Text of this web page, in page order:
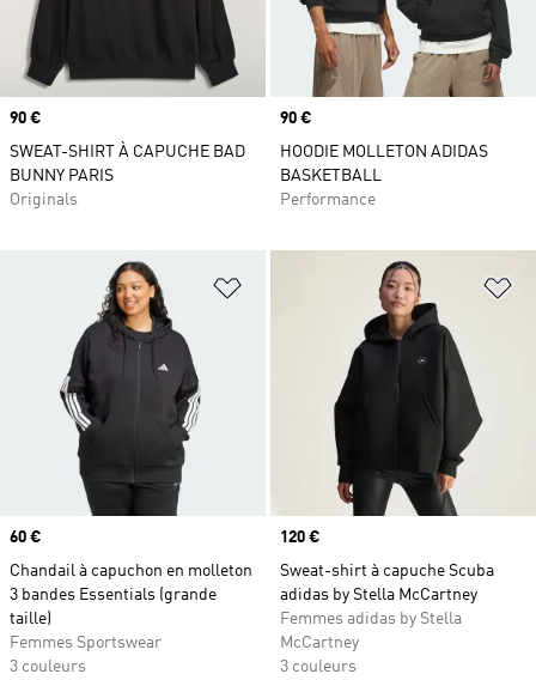
Prix
90 €
SWEAT-SHIRT À CAPUCHE BAD
BUNNY PARIS
Originals
Prix
90 €
HOODIE MOLLETON ADIDAS
BASKETBALL
Performance
Ajouter à la Liste de produits
Prix
60 €
Chandail à capuchon en molleton
3 bandes Essentials (grande
taille)
Femmes Sportswear
3 couleurs
Prix
120 €
Sweat-shirt à capuche Scuba
adidas by Stella McCartney
Femmes adidas by Stella
McCartney
3 couleurs